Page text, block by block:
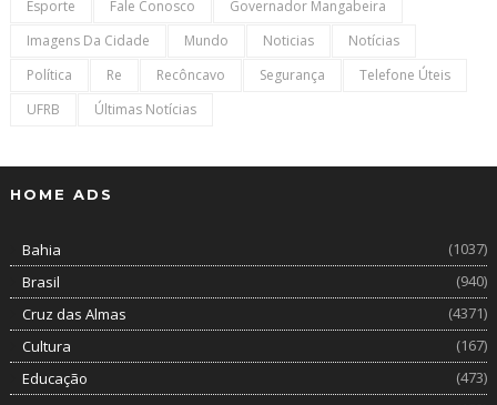
Esporte
Fale Conosco
Governador Mangabeira
Imagens Da Cidade
Mundo Noticias
Notícias
Política
Re Recôncavo Segurança
Telefone Úteis
UFRB
Últimas Notícias
HOME ADS
Bahia
(1037)
Brasil
(940)
Cruz das Almas
(4371)
Cultura
(167)
Educação
(473)